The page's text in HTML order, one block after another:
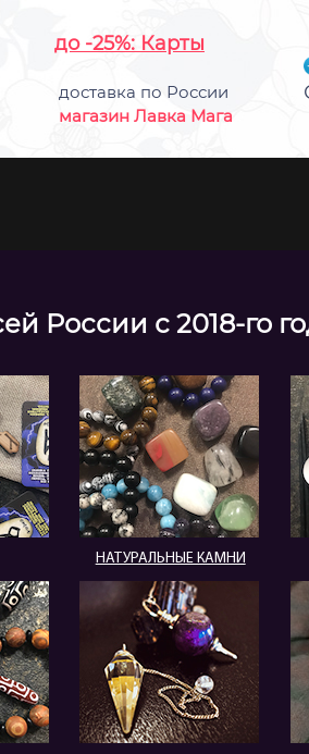
до -25%: Карты
доставка по России
магазин Лавка Мага
России с 2018-го
НАТУРАЛЬНЫЕ КАМНИ